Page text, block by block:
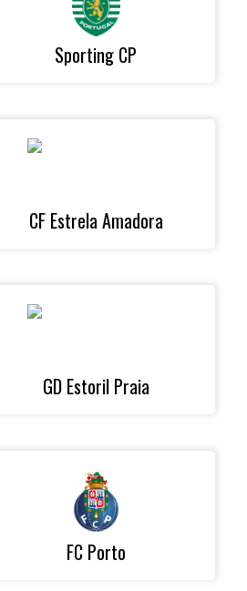
Sporting CP
CF Estrela Amadora
GD Estoril Praia
FC Porto